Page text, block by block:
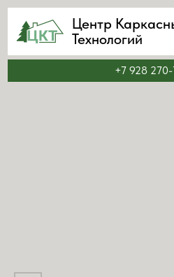
Центр Каркасных
Технологий
+7 928 270-70-18